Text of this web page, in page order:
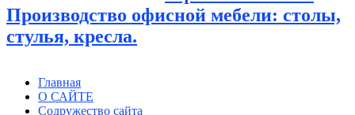
Производство офисной мебели: столы,
стулья, кресла.
Главная
О САЙТЕ
Содружество сайта